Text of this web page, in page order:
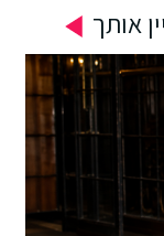
אותך